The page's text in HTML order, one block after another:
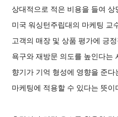
상대적으로 적은 비용을 들여 상
미국 워싱턴주립대의 마케팅 교
고객의 매장 및 상품 평가에 긍
욕구와 재방문 의도를 높인다는
향기가 기억 형성에 영향을 준다
마케팅에 적용할 수 있다는 뜻이